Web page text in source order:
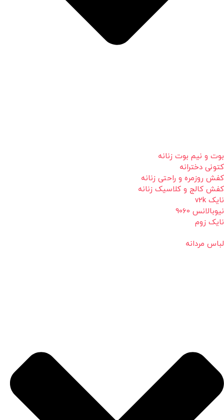
بوت و نیم بوت زنانه
کتونی دخترانه
کفش روزمره و راحتی زنانه
کفش کالج و کلاسیک زنانه
نایک v2k
نیوبالانس 9060
نایک زوم
لباس مردانه